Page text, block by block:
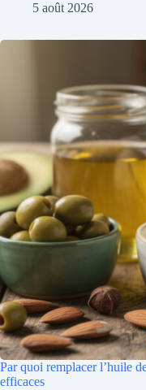
5 août 2026
Par quoi remplacer l’huile
efficaces